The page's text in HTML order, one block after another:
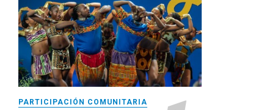
PARTICIPACIÓN COMUNITARIA